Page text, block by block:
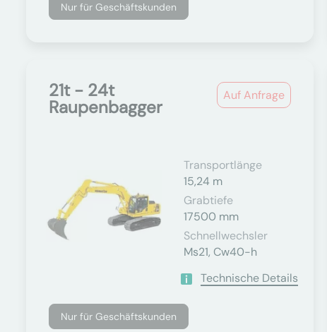
Nur für Geschäftskunden
Auf Anfrage
21t - 24t
Raupenbagger
Transportlänge
15,24 m
Grabtiefe
17500 mm
Schnellwechsler
Ms21, Cw40-h
Technische Details
Nur für Geschäftskunden